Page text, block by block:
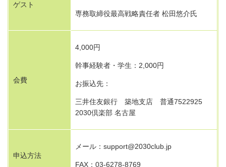
ゲスト
専務取締役最高戦略責任者 松田悠介氏
会費
4,000円
幹事経験者・学生：2,000円
お振込先：
三井住友銀行 築地支店 普通7522925
2030倶楽部 名古屋
申込方法
メール：support@2030club.jp
FAX：03-6278-8769